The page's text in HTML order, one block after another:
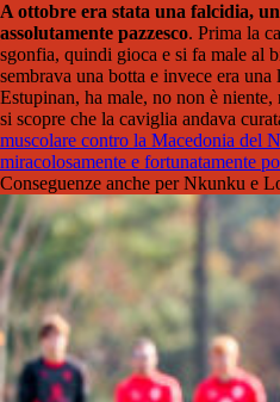
A ottobre era stata una falcidia,
assolutamente pazzesco. Prima la
sgonfia, quindi gioca e si fa male al
sembrava una botta e invece era
Estupinan, ha male, no non è
si scopre che la caviglia andava
muscolare contro la Macedonia del
miracolosamente e fortunatamente
Conseguenze anche per Nkunku e